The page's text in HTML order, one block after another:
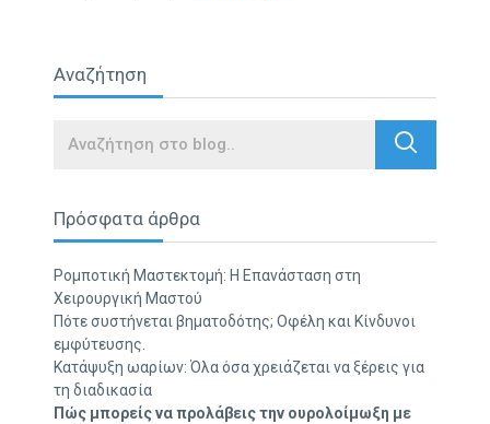
Αναζήτηση
Search
Πρόσφατα άρθρα
Ρομποτική Μαστεκτομή: Η Επανάσταση στη
Χειρουργική Μαστού
Πότε συστήνεται βηματοδότης; Οφέλη και Κίνδυνοι
εμφύτευσης.
Κατάψυξη ωαρίων: Όλα όσα χρειάζεται να ξέρεις για
τη διαδικασία
Πώς μπορείς να προλάβεις την ουρολοίμωξη με